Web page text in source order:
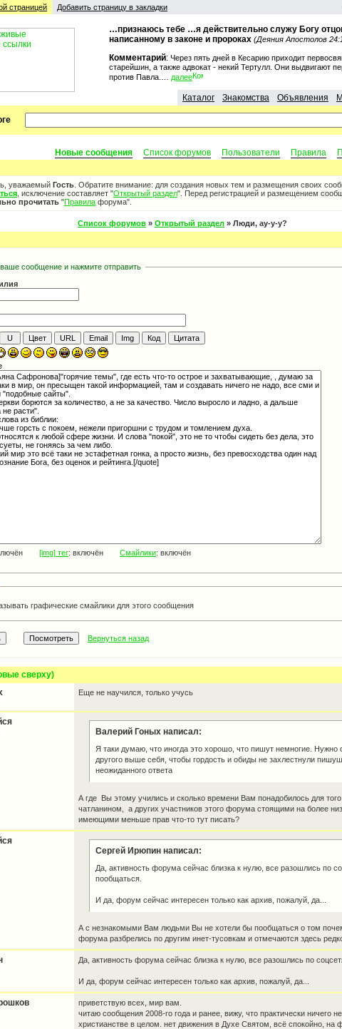
cтраницей Добавить страницу в закладки
…признаюсь тебе …я действительно служу Богу
написанному в законе и пророках (Деяния Апостолов
Комментарий: Через пять дней в Кесарию приходит
старейшин, а также адвокат - некий Тертулл. Они выдвигают
против Павла.… далее
Каталог Знакомства Объявления
Новые сообщения Список форумов Пользователи Правила
уважаемый Гость . Обратите внимание: для создания новых тем и размещения своих
, исключение составляет "Открытый раздел". Перед регистрацией и размещением
прочитать "Правила форума".
Список форумов » Открытый раздел » Люди, ау-у-у?
сообщение и нажмите отправить
[img] тег: включён Смайлики: включён
графические смайлики для этого сообщения
Вернуться назад
сверху)
Еще не научился, только учусь
Валерий Гоных написал:
Я таки думаю, что иногда это хорошо, что пишут немногие. Нужно
другого выше себя, чтобы гордость и обиды не захлестнули
неожиданного ответа
А где Вы этому учились и сколько времени Вам понадобилось для
чатланином, а других участников этого форума стоящими на более
имеющими меньше прав что-то тут писать?
Сергей Ирюпин написал:
Да, активность форума сейчас близка к нулю, все разошлись по
пообщаться.
И да, форум сейчас интересен только как архив, пожалуй, да...
А с незнакомыми Вам людьми Вы не хотели бы пообщаться о том
форума разбрелись по другим инет-тусовкам и отмечаются здесь
Да, активность форума сейчас близка к нулю, все разошлись по
И да, форум сейчас интересен только как архив, пожалуй, да...
приветствую всех, мир вам.
читаю сообщения 2008-го года и ранее, вижу, что практически ничего
христианстве в целом. нет движения в Духе Святом, всё спокойно, на